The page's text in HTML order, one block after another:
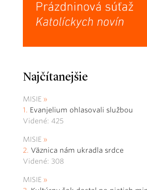
Najčítanejšie
MISIE
Evanjelium ohlasovali službou
Videné: 425
MISIE
Väznica nám ukradla srdce
Videné: 308
MISIE